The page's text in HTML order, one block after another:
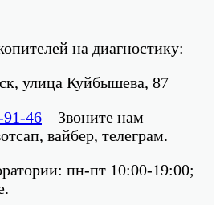
на диагностику:
улица Куйбышева, 87
91-46– Звоните нам
вайбер, телеграм.
пн-пт 10:00-19:00;